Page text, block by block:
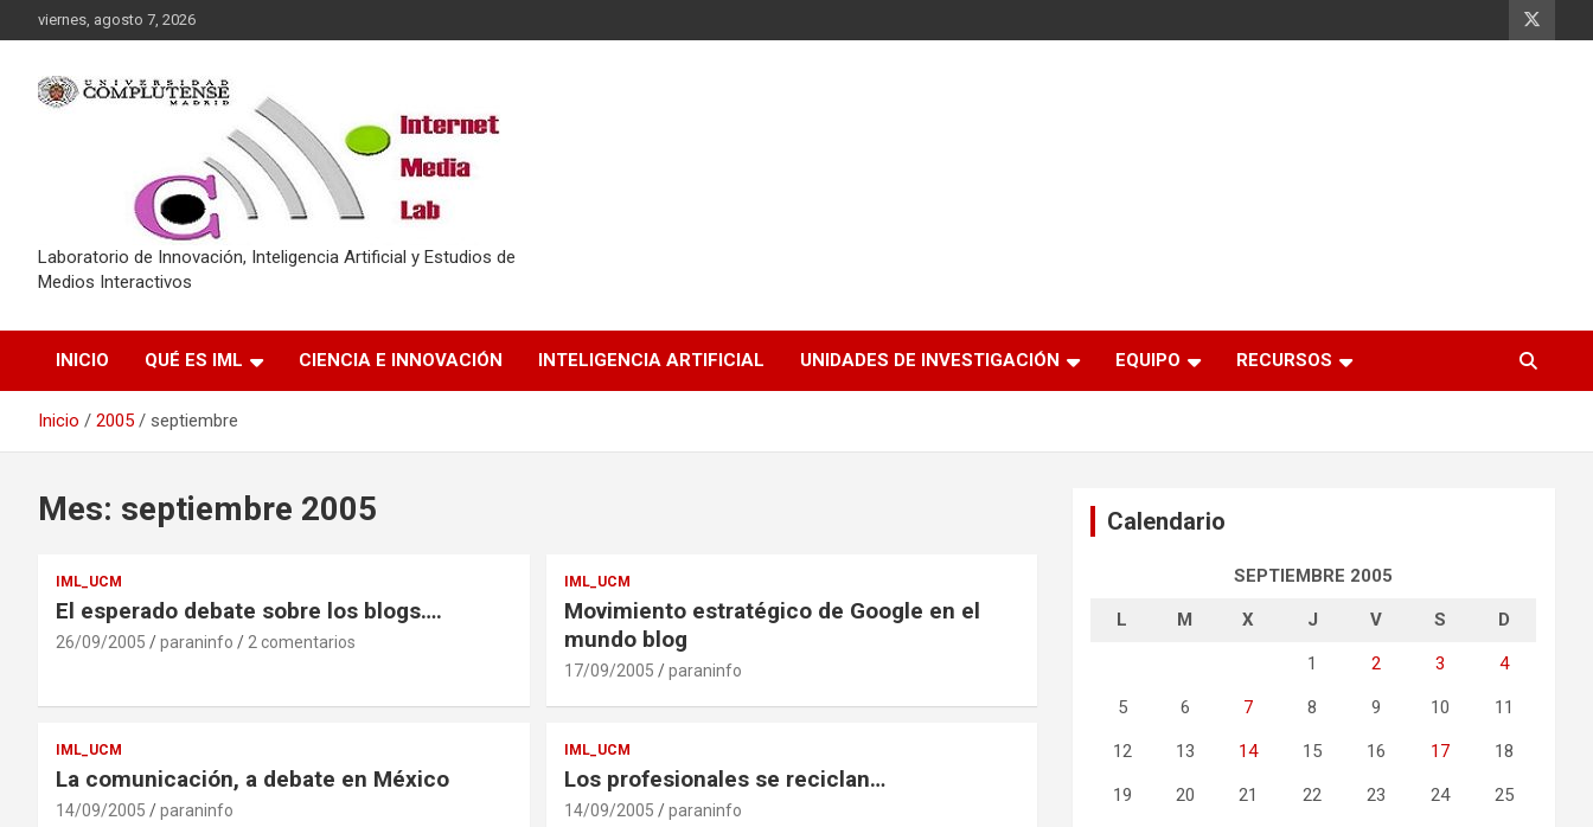
al
viernes, agosto 7, 2026
Laboratorio de Innovación, Inteligencia Artificial y Estudios de
Medios Interactivos
INICIO QUÉ ES IML CIENCIA E INNOVACIÓN INTELIGENCIA ARTIFICIAL UNIDADES DE INVESTIGACIÓN EQUIPO RECURSOS
Inicio 2005 septiembre
Mes: septiembre 2005
IML_UCM
El esperado debate sobre los blogs….
26/09/2005 paraninfo 2 comentarios
IML_UCM
Movimiento estratégico de Google en el
mundo blog
17/09/2005 paraninfo
IML_UCM
La comunicación, a debate en México
14/09/2005 paraninfo
IML_UCM
Los profesionales se reciclan…
14/09/2005 paraninfo
Calendario
SEPTIEMBRE 2005
L M X J V S D
1 2 3 4
5 6 7 8 9 10 11
12 13 14 15 16 17 18
19 20 21 22 23 24 25